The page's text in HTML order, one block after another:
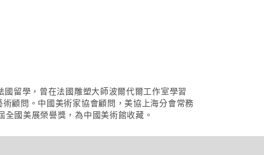
留學，曾在法國雕塑大師波爾代爾工作室學習
顧問。中國美術家協會顧問，美協上海分會常務
國美展榮譽獎，為中國美術館收藏。